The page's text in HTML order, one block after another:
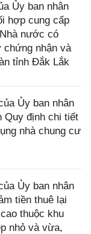
Ủy ban nhân
hợp cung cấp
nước có
chứng nhận và
tỉnh Đắk Lắk
Ủy ban nhân
Quy định chi tiết
nhà chung cư
Ủy ban nhân
tiền thuê lại
thuộc khu
nhỏ và vừa,